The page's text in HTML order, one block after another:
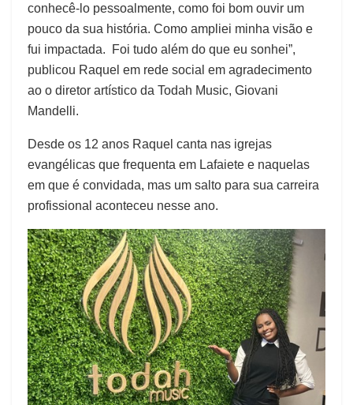
conhecê-lo pessoalmente, como foi bom ouvir um
pouco da sua história. Como ampliei minha visão e
fui impactada. Foi tudo além do que eu sonhei”,
publicou Raquel em rede social em agradecimento
ao o diretor artístico da Todah Music, Giovani
Mandelli.
Desde os 12 anos Raquel canta nas igrejas
evangélicas que frequenta em Lafaiete e naquelas
em que é convidada, mas um salto para sua carreira
profissional aconteceu nesse ano.